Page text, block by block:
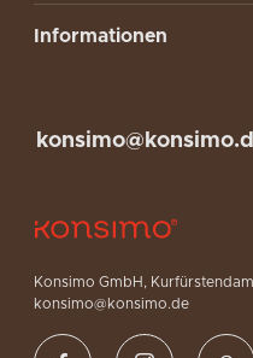
Informationen
Konsimo GmbH,
konsimo@konsimo.de